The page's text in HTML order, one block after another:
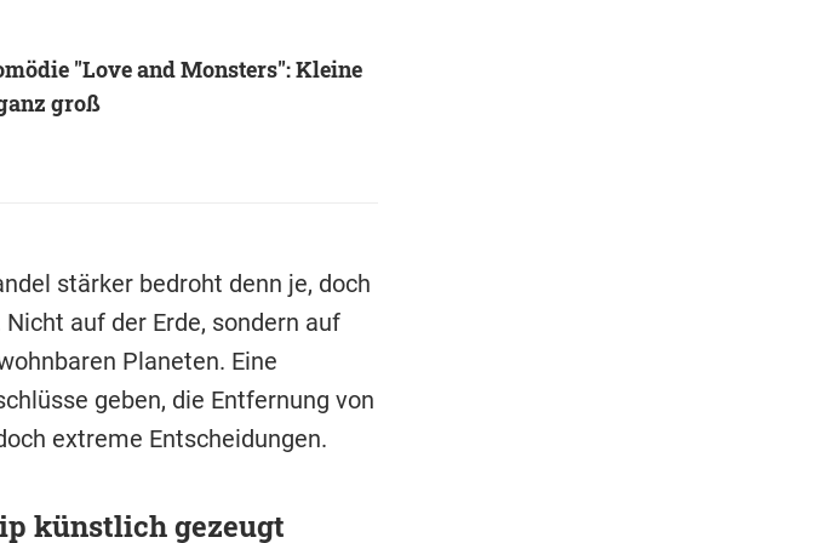
"Love and Monsters": Kleine
groß
stärker bedroht denn je, doch
auf der Erde, sondern auf
Planeten. Eine
geben, die Entfernung von
extreme Entscheidungen.
künstlich gezeugt